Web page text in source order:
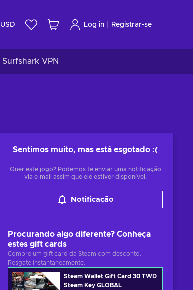
USD Log in Registrar-se
Surfshark VPN
Sentimos muito, mas está esgotado :(
Quer este jogo? Podemos te enviar uma notificação
via e-mail assim que ele estiver disponível.
Notificação
Procurando algo diferente? Conheça
estes gift cards
Compre um gift card da Steam com desconto.
Resgate instantaneamente.
Steam Wallet Gift Card 30 TWD
Steam Key GLOBAL